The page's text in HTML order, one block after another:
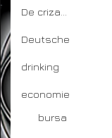
De criza…
Deutsche
drinking
economie
bursa